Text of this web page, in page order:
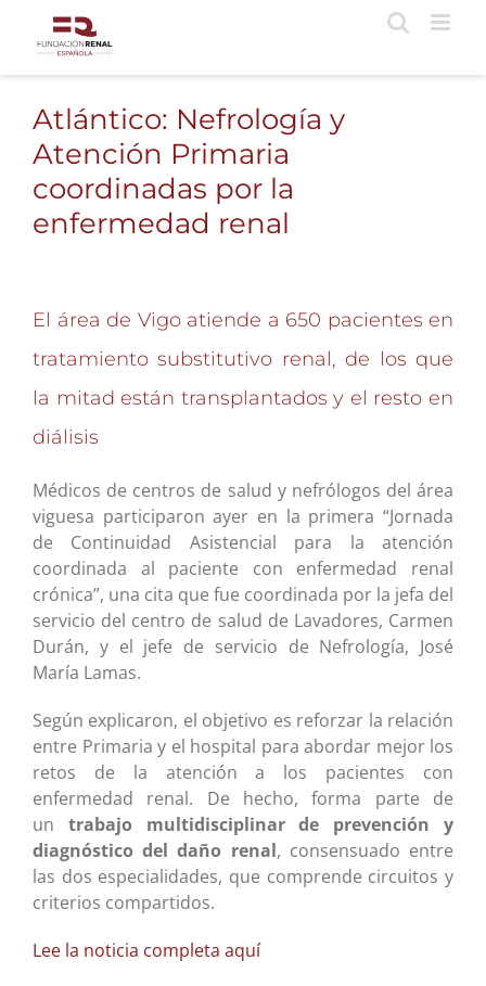
contenido
Atlántico: Nefrología y
Atención Primaria
coordinadas por la
enfermedad renal
El área de Vigo atiende a 650 pacientes en
tratamiento substitutivo renal, de los que
la mitad están transplantados y el resto en
diálisis
Médicos de centros de salud y nefrólogos del área
viguesa participaron ayer en la primera “Jornada
de Continuidad Asistencial para la atención
coordinada al paciente con enfermedad renal
crónica”, una cita que fue coordinada por la jefa del
servicio del centro de salud de Lavadores, Carmen
Durán, y el jefe de servicio de Nefrología, José
María Lamas.
Según explicaron, el objetivo es reforzar la relación
entre Primaria y el hospital para abordar mejor los
retos de la atención a los pacientes con
enfermedad renal. De hecho, forma parte de
un trabajo multidisciplinar de prevención y
diagnóstico del daño renal, consensuado entre
las dos especialidades, que comprende circuitos y
criterios compartidos.
Lee la noticia completa aquí